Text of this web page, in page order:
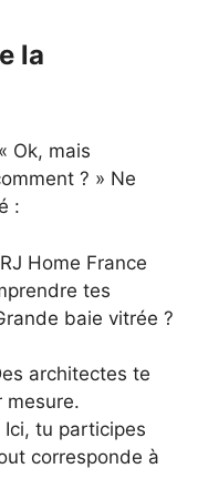
la
Ok, mais
? » Ne
:
RJ Home France
tes
baie vitrée ?
architectes te
mesure.
Ici, tu participes
corresponde à